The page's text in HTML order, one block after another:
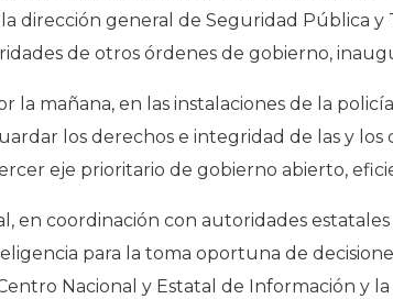
dirección general de Seguridad Pública
de otros órdenes de gobierno,
la mañana, en las instalaciones de la
los derechos e integridad de las y
eje prioritario de gobierno abierto,
en coordinación con autoridades
para la toma oportuna de
Nacional y Estatal de Información y